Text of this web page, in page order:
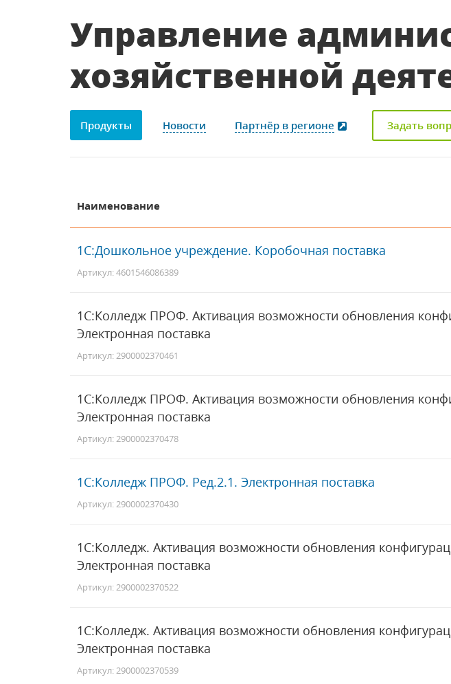
Управление
хозяйственной
Продукты Новости Партнёр в регионе Задать
Наименование
1С:Дошкольное учреждение. Коробочная поставка
Артикул: 4601546086389
1С:Колледж ПРОФ. Активация возможности обновления
Электронная поставка
Артикул: 2900002370461
1С:Колледж ПРОФ. Активация возможности обновления
Электронная поставка
Артикул: 2900002370478
1С:Колледж ПРОФ. Ред.2.1. Электронная поставка
Артикул: 2900002370430
1С:Колледж. Активация возможности обновления
Электронная поставка
Артикул: 2900002370522
1С:Колледж. Активация возможности обновления
Электронная поставка
Артикул: 2900002370539